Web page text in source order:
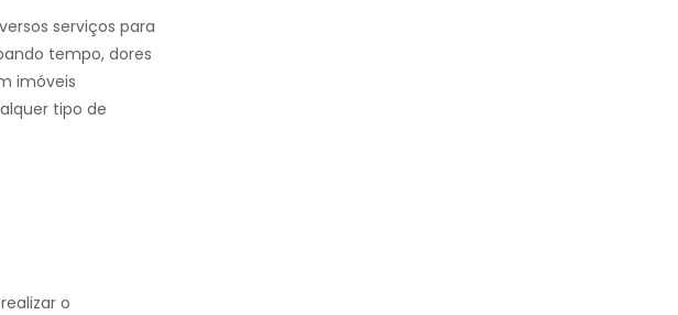
serviços para
tempo, dores
imóveis
tipo de
o